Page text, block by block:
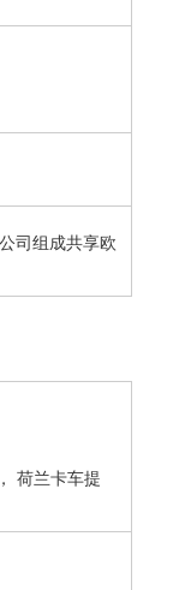
司组成共享欧
荷兰卡车提